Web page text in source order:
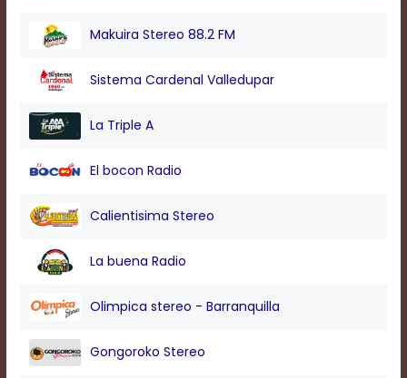
Makuira Stereo 88.2 FM
Sistema Cardenal Valledupar
La Triple A
El bocon Radio
Calientisima Stereo
La buena Radio
Olimpica stereo - Barranquilla
Gongoroko Stereo